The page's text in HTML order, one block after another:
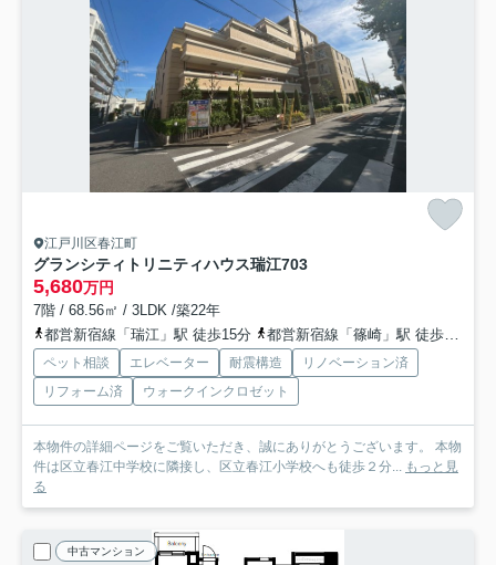
江戸川区春江町
グランシティトリニティハウス瑞江703
5,680万円
7階 / 68.56㎡ / 3LDK /築22年
都営新宿線「瑞江」駅 徒歩15分
都営新宿線「篠崎」駅 徒歩19分
ペット相談 エレベーター 耐震構造
リノベーション済
リフォーム済
ウォークインクロゼット
本物件の詳細ページをご覧いただき、誠にありがとうございます。 本物
件は区立春江中学校に隣接し、区立春江小学校へも徒歩２分... もっと見
る
中古マンション